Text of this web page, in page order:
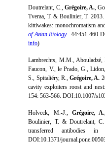
Doutrelant, C., Grégoire, A.,
Tveraa, T. & Boulinier, T.
kittiwakes: monochromatism
of Avian Biology. .44:451-460
info)
Lambrechts, M.M.,
Faucon, V., le Prado, G.,
S., Spitaliéry, R.,Grégoire, A.
cavity exploiters roost and
154: 563-566. DOI:10.1007/
Holveck, M.-J.,Grégoire, A.
Boulinier, T. & Doutrelant, C.
transferred antibodies
DOI:10.1371/